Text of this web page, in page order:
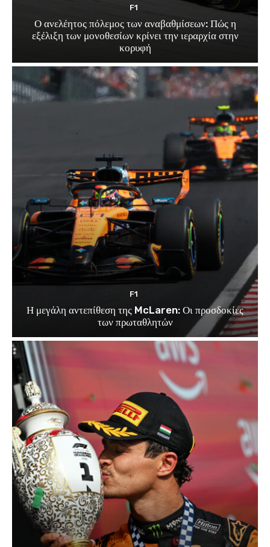
F1
Ο ανελέητος πόλεμος των αναβαθμίσεων: Πώς η
εξέλιξη των μονοθεσίων κρίνει την ιεραρχία στην
κορυφή
F1
Η μεγάλη αντεπίθεση της McLaren: Οι προσδοκίες
των πρωταθλητών